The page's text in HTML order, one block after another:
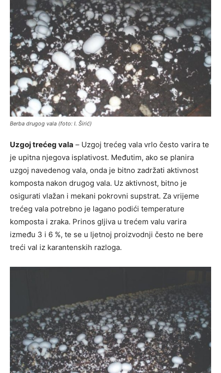
Berba drugog vala (foto: I. Širić)
Uzgoj trećeg vala – Uzgoj trećeg vala vrlo često varira te
je upitna njegova isplativost. Međutim, ako se planira
uzgoj navedenog vala, onda je bitno zadržati aktivnost
komposta nakon drugog vala. Uz aktivnost, bitno je
osigurati vlažan i mekani pokrovni supstrat. Za vrijeme
trećeg vala potrebno je lagano podići temperature
komposta i zraka. Prinos gljiva u trećem valu varira
između 3 i 6 %, te se u ljetnoj proizvodnji često ne bere
treći val iz karantenskih razloga.